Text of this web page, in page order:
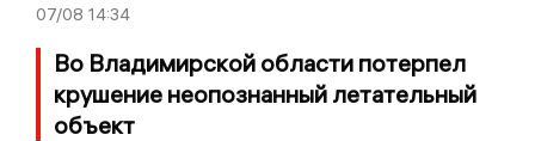
07/08 14:34
Во Владимирской области потерпел
крушение неопознанный летательный
объект